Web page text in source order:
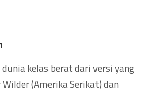
kelas berat dari versi yang
(Amerika Serikat) dan